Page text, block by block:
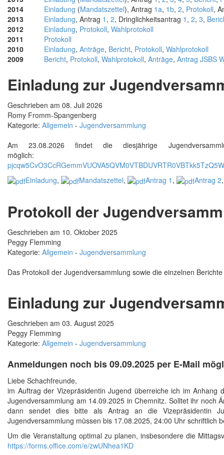
2014
Einladung (Mandatszettel), Antrag 1a, 1b, 2, Protokoll,
2013
Einladung, Antrag 1 , 2, Dringlichkeitsantrag 1 , 2, 3,
2012
Einladung, Protokoll, Wahlprotokoll
2011
Protokoll
2010
Einladung, Anträge, Bericht, Protokoll, Wahlprotokoll
2009
Bericht, Protokoll, Wahlprotokoll, Anträge, Antrag JSBS
Einladung zur
Geschrieben am 08. Juli 2026
Romy Fromm-Spangenberg
Kategorie: Allgemein - Jugendversammlung
Am 23.08.2026 findet die diesjährige
Einladung, Mandatszettel, Antrag 1 , Antrag 2
Protokoll der
Geschrieben am 10. Oktober 2025
Peggy Flemming
Kategorie: Allgemein - Jugendversammlung
Das Protokoll der Jugendversammlung sowie die einzelnen
Einladung zur
Geschrieben am 03. August 2025
Peggy Flemming
Kategorie: Allgemein - Jugendversammlung
Anmeldungen noch bis 09.09.2025 per E-Mail
Liebe Schachfreunde,
im Auftrag der Vizepräsidentin Jugend überreiche ich im
Jugendversammlung am 14.09.2025 in Chemnitz. Solltet ihr noch
dann sendet dies bitte als Antrag an die Vizepräsidentin
Jugendversammlung müssen bis 17.08.2025, 24:00 Uhr schriftlich
Um die Veranstaltung optimal zu planen, insbesondere die
https://forms.office.com/e/zwUNhea1KD